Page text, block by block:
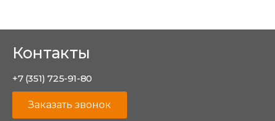
Контакты
+7 (351) 725-91-80
Заказать звонок